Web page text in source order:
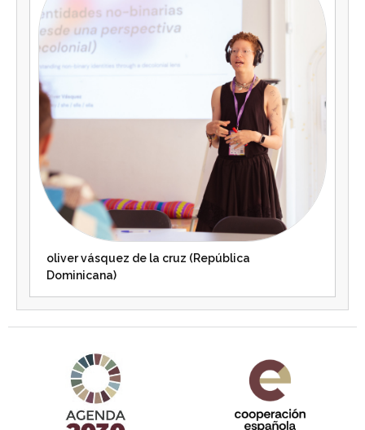
oliver vásquez de la cruz (República
Dominicana)